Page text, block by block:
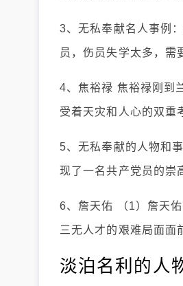
3、无私奉献名人事例
员，伤员失学太多，需
4、焦裕禄 焦裕禄刚到
受着天灾和人心的双重
5、无私奉献的人物和
现了一名共产党员的崇
6、詹天佑 （1）詹天
三无人才的艰难局面面
淡泊名利的人